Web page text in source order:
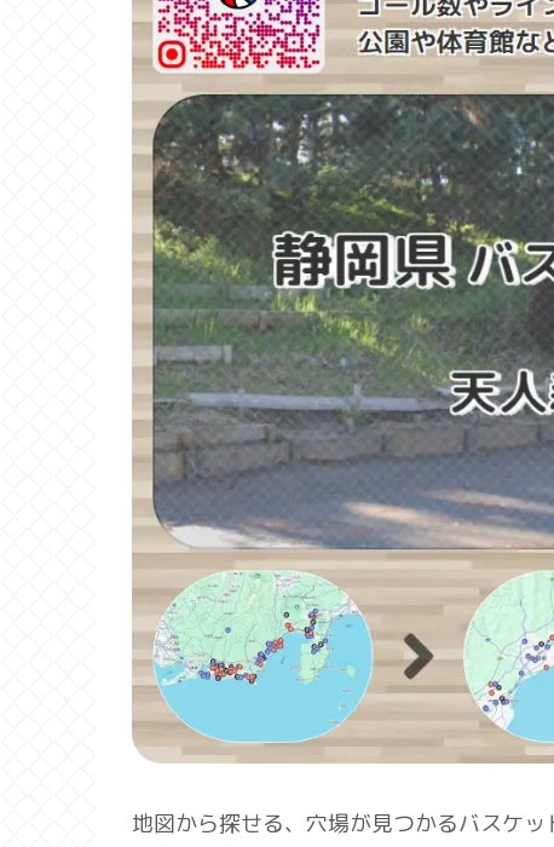
地図から探せる、穴場が見つかるバスケ